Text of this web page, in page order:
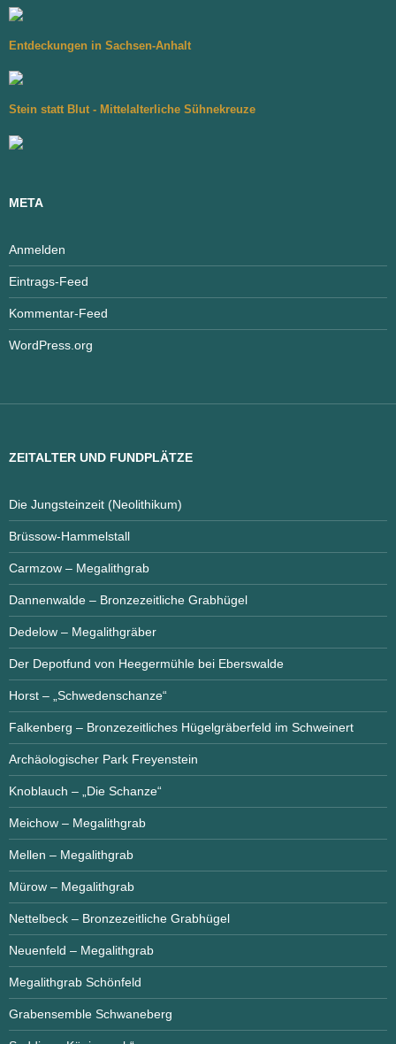
Entdeckungen in Sachsen-Anhalt
Stein statt Blut - Mittelalterliche Sühnekreuze
META
Anmelden
Eintrags-Feed
Kommentar-Feed
WordPress.org
ZEITALTER UND FUNDPLÄTZE
Die Jungsteinzeit (Neolithikum)
Brüssow-Hammelstall
Carmzow – Megalithgrab
Dannenwalde – Bronzezeitliche Grabhügel
Dedelow – Megalithgräber
Der Depotfund von Heegermühle bei Eberswalde
Horst – „Schwedenschanze“
Falkenberg – Bronzezeitliches Hügelgräberfeld im Schweinert
Archäologischer Park Freyenstein
Knoblauch – „Die Schanze“
Meichow – Megalithgrab
Mellen – Megalithgrab
Mürow – Megalithgrab
Nettelbeck – Bronzezeitliche Grabhügel
Neuenfeld – Megalithgrab
Megalithgrab Schönfeld
Grabensemble Schwaneberg